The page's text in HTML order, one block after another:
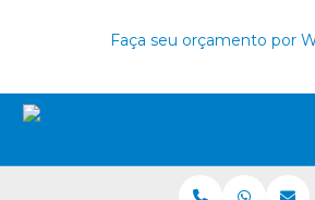
Faça seu orçamento por